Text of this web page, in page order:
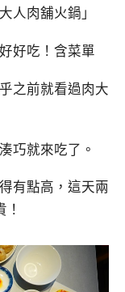
人肉舖火鍋」
好吃！含菜單
之前就看過肉大
巧就來吃了。
有點高，這天兩